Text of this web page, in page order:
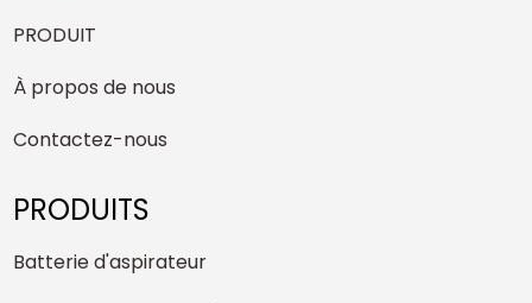
PRODUIT
À propos de nous
Contactez-nous
PRODUITS
Batterie d'aspirateur